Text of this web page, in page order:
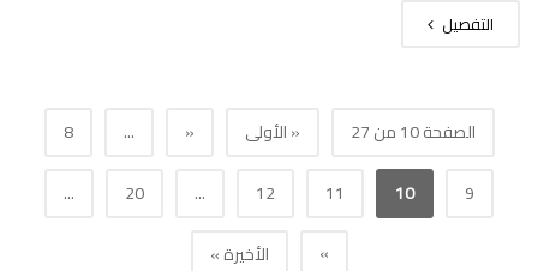
التفصيل
الصفحة 10 من 27 « الأولى «
...
8
9
10
11
12
...
20
...
»
الأخيرة »